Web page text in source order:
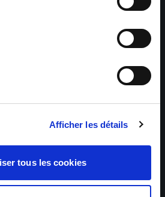
Afficher les détails
tous les cookies